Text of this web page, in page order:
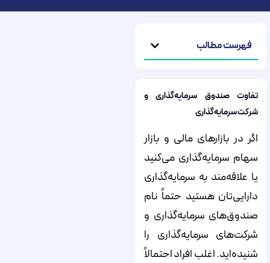
فهرست مطالب
تفاوت صندوق سرمایه‌گذاری و
شرکت سرمایه‌گذاری
اگر در بازارهای مالی و بازار
سهام سرمایه‌گذاری می‌کنید
یا علاقه‌مند به سرمایه‌گذاری
دارایی‌تان هستید حتماً نام
صندوق‌های سرمایه‌گذاری و
شرکت‌های سرمایه‌گذاری را
شنیده‌اید. اغلب افراد احتمالاً